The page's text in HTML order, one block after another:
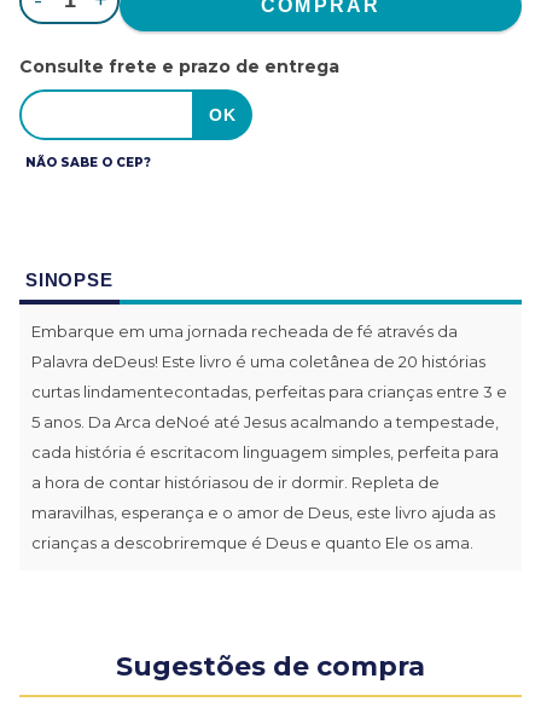
Consulte frete e prazo de entrega
NÃO SABE O CEP?
SINOPSE
Embarque em uma jornada recheada de fé através da
Palavra deDeus! Este livro é uma coletânea de 20 histórias
curtas lindamentecontadas, perfeitas para crianças entre 3 e
5 anos. Da Arca deNoé até Jesus acalmando a tempestade,
cada história é escritacom linguagem simples, perfeita para
a hora de contar históriasou de ir dormir. Repleta de
maravilhas, esperança e o amor de Deus, este livro ajuda as
crianças a descobriremque é Deus e quanto Ele os ama.
Sugestões de compra